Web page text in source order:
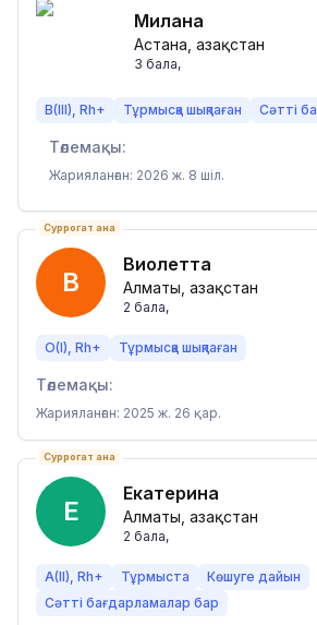
Милана
Астана, Қазақстан
3 бала,
B(III), Rh+ Тұрмысқа шықпаған Сәтті
Төлемақы:
Жарияланған: 2026 ж. 8 шіл.
Суррогат ана
В
Виолетта
Алматы, Қазақстан
2 бала,
O(I), Rh+ Тұрмысқа шықпаған
Төлемақы:
Жарияланған: 2025 ж. 26 қар.
Суррогат ана
Е
Екатерина
Алматы, Қазақстан
2 бала,
A(II), Rh+ Тұрмыста
Көшуге дайын
Сәтті бағдарламалар бар